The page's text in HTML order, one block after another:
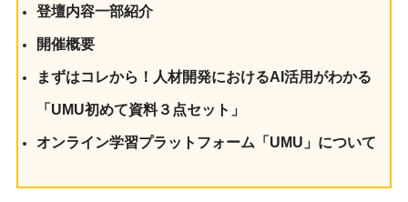
登壇内容一部紹介
開催概要
まずはコレから！人材開発におけるAI活用がわかる
「UMU初めて資料３点セット」
オンライン学習プラットフォーム「UMU」について